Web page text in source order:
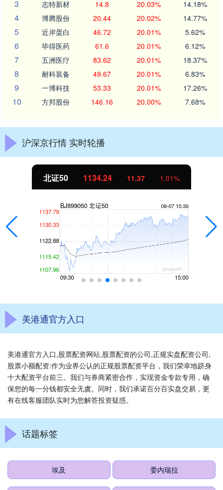
3 志特新材 14.8 20.03% 14.18%
4 博腾股份 20.44 20.02% 14.77%
5 近岸蛋白 46.72 20.01% 5.62%
6 毕得医药 61.6 20.01% 6.12%
7 五洲医疗 83.62 20.01% 18.37%
8 耐科装备 49.67 20.01% 6.83%
9 一博科技 53.33 20.01% 17.26%
10 方邦股份 146.16 20.00% 7.68%
沪深京行情 实时轮播
北证50 1134.24 11.37 1.01%
美港通官方入口
美港通官方入口,股票配资网站,股票配资的公司,正规实盘配资公司,
股票小额配资:作为业界公认的正规股票配资平台，我们荣幸地跻身
十大配资平台前三。我们与券商紧密合作，实现资金专款专用，确
保您的每一分钱都安全无虞。同时，我们承诺百分百实盘交易，更
有在线客服团队实时为您解答投资疑惑。
话题标签
埃及 委内瑞拉